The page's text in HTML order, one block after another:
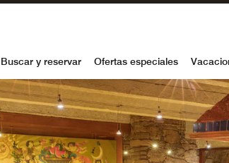
Bonvoy
Buscar y reservar Ofertas especiales